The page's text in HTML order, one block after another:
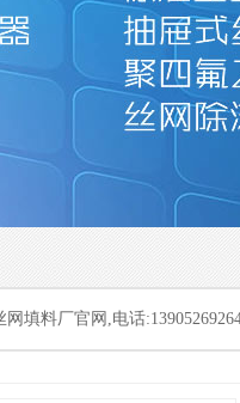
填料厂官网,电话